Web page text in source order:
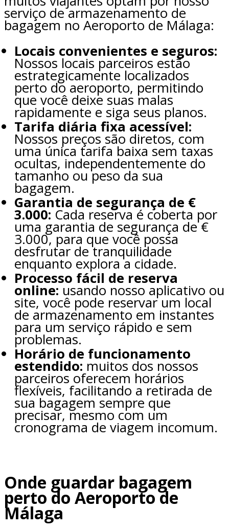
serviço de armazenamento de
bagagem no Aeroporto de Málaga:
Locais convenientes e seguros:
Nossos locais parceiros estão
estrategicamente localizados
perto do aeroporto, permitindo
que você deixe suas malas
rapidamente e siga seus planos.
Tarifa diária fixa acessível:
Nossos preços são diretos, com
uma única tarifa baixa sem taxas
ocultas, independentemente do
tamanho ou peso da sua
bagagem.
Garantia de segurança de €
3.000: Cada reserva é coberta por
uma garantia de segurança de €
3.000, para que você possa
desfrutar de tranquilidade
enquanto explora a cidade.
Processo fácil de reserva
online: usando nosso aplicativo ou
site, você pode reservar um local
de armazenamento em instantes
para um serviço rápido e sem
problemas.
Horário de funcionamento
estendido: muitos dos nossos
parceiros oferecem horários
flexíveis, facilitando a retirada de
sua bagagem sempre que
precisar, mesmo com um
cronograma de viagem incomum.
Onde guardar bagagem
perto do Aeroporto de
Málaga